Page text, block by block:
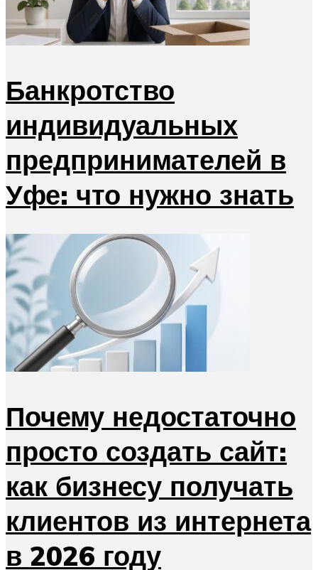
Банкротство
индивидуальных
предпринимателей в
Уфе: что нужно знать
Почему недостаточно
просто создать сайт:
как бизнесу получать
клиентов из интернета
в 2026 году